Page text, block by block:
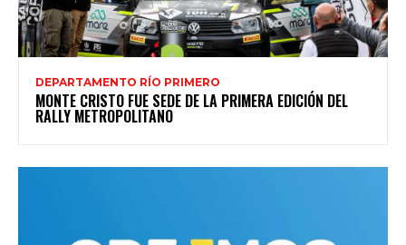
DEPARTAMENTO RÍO PRIMERO
MONTE CRISTO FUE SEDE DE LA PRIMERA EDICIÓN DEL
RALLY METROPOLITANO